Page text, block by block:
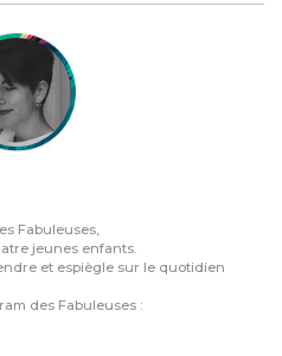
Fabuleuses,
jeunes enfants.
et espiègle sur le quotidien
des Fabuleuses :